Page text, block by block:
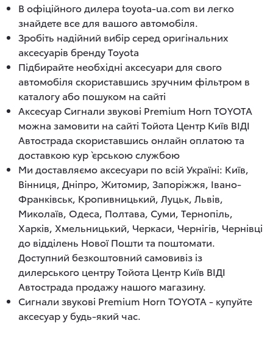
В офіційного дилера toyota-ua.com ви легко
знайдете все для вашого автомобіля.
Зробіть надійний вибір серед оригінальних
аксесуарів бренду Toyota
Підбирайте необхідні аксесуари для свого
автомобіля скориставшись зручним фільтром в
каталогу або пошуком на сайті
Аксесуар Сигнали звукові Premium Horn TOYOTA
можна замовити на сайті Тойота Центр Київ ВІДІ
Автострада скориставшись онлайн оплатою та
доставкою кур`єрською службою
Ми доставляємо аксесуари по всій Україні: Київ,
Вінниця, Дніпро, Житомир, Запоріжжя, Івано-
Франківськ, Кропивницький, Луцьк, Львів,
Миколаїв, Одеса, Полтава, Суми, Тернопіль,
Харків, Хмельницький, Черкаси, Чернігів, Чернівці
до відділень Нової Пошти та поштомати.
Доступний безкоштовний самовивіз із
дилерського центру Тойота Центр Київ ВІДІ
Автострада продажу нашого магазину.
Сигнали звукові Premium Horn TOYOTA - купуйте
аксесуар у будь-який час.